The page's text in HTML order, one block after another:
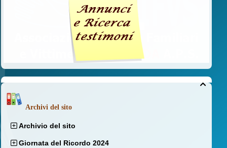

Archivi del sito
Archivio del sito
Giornata del Ricordo 2024